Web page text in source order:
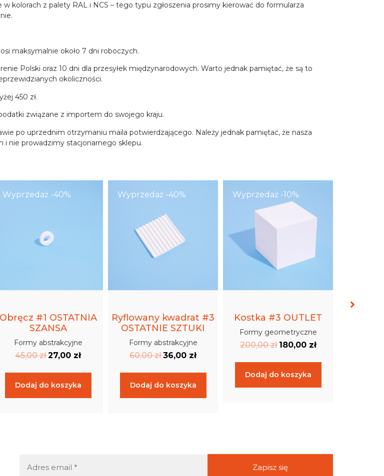
kolorach z palety RAL i NCS – tego typu zgłoszenia prosimy kierować do formularza
maksymalnie około 7 dni roboczych.
Polski oraz 10 dni dla przesyłek międzynarodowych. Warto jednak pamiętać, że są to
okoliczności.
450 zł.
związane z importem do swojego kraju.
po uprzednim otrzymaniu maila potwierdzającego. Należy jednak pamiętać, że nasza
i nie prowadzimy stacjonarnego sklepu.
Wyprzedaż -40%
Obręcz #1 OSTATNIA
SZANSA
Formy abstrakcyjne
45,00zł 27,00 zł
Dodaj do koszyka
Wyprzedaż -40%
Ryflowany kwadrat #3
OSTATNIE SZTUKI
Formy abstrakcyjne
60,00zł 36,00 zł
Dodaj do koszyka
Wyprzedaż -10%
Kostka #3 OUTLET
Formy geometryczne
200,00zł 180,00 zł
Dodaj do koszyka